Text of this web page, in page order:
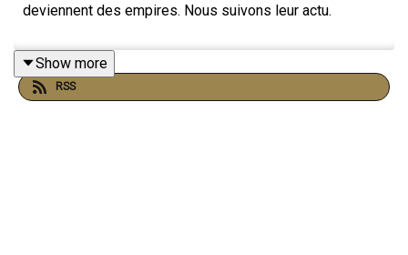
deviennent des empires. Nous suivons leur actu.
Show more
RSS